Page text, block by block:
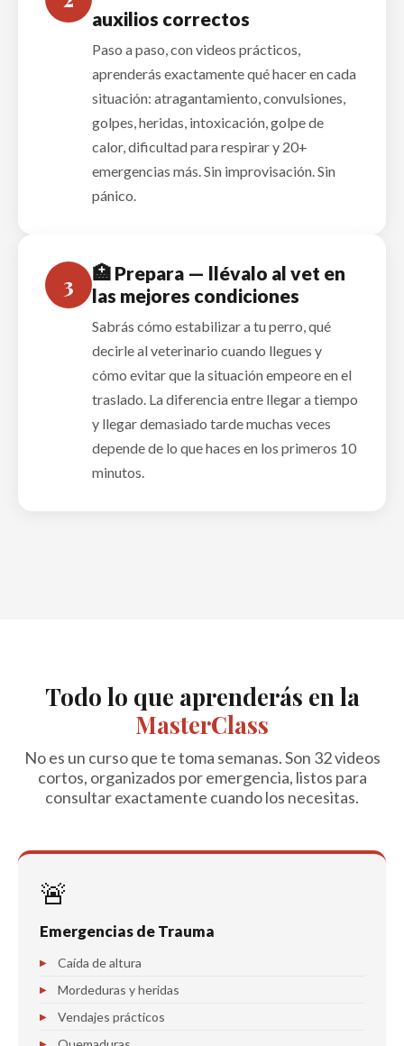
auxilios correctos
Paso a paso, con videos prácticos,
aprenderás exactamente qué hacer en cada
situación: atragantamiento, convulsiones,
golpes, heridas, intoxicación, golpe de
calor, dificultad para respirar y 20+
emergencias más. Sin improvisación. Sin
pánico.
3
🏥 Prepara — llévalo al vet en
las mejores condiciones
Sabrás cómo estabilizar a tu perro, qué
decirle al veterinario cuando llegues y
cómo evitar que la situación empeore en el
traslado. La diferencia entre llegar a tiempo
y llegar demasiado tarde muchas veces
depende de lo que haces en los primeros 10
minutos.
Todo lo que aprenderás en la
MasterClass
No es un curso que te toma semanas. Son 32 videos
cortos, organizados por emergencia, listos para
consultar exactamente cuando los necesitas.
🚨
Emergencias de Trauma
Caída de altura
Mordeduras y heridas
Vendajes prácticos